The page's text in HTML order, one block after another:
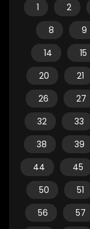
1 2
8
9
14
15
20
21
26
27
32
33
38
39
44
45
50
51
56
57